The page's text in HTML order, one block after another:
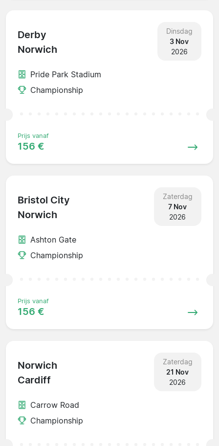
Derby
Norwich
Dinsdag
3 Nov
2026
Pride Park Stadium
Championship
Prijs vanaf
156 €
Bristol City
Norwich
Zaterdag
7 Nov
2026
Ashton Gate
Championship
Prijs vanaf
156 €
Norwich
Cardiff
Zaterdag
21 Nov
2026
Carrow Road
Championship